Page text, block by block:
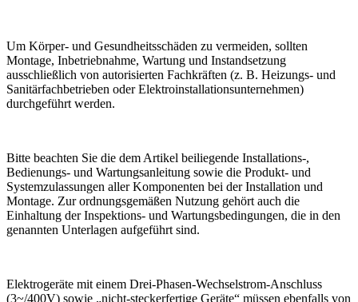
Um Körper- und Gesundheitsschäden zu vermeiden, sollten
Montage, Inbetriebnahme, Wartung und Instandsetzung
ausschließlich von autorisierten Fachkräften (z. B. Heizungs- und
Sanitärfachbetrieben oder Elektroinstallationsunternehmen)
durchgeführt werden.
Bitte beachten Sie die dem Artikel beiliegende Installations-,
Bedienungs- und Wartungsanleitung sowie die Produkt- und
Systemzulassungen aller Komponenten bei der Installation und
Montage. Zur ordnungsgemäßen Nutzung gehört auch die
Einhaltung der Inspektions- und Wartungsbedingungen, die in den
genannten Unterlagen aufgeführt sind.
Elektrogeräte mit einem Drei-Phasen-Wechselstrom-Anschluss
(3~/400V) sowie „nicht-steckerfertige Geräte“ müssen ebenfalls von